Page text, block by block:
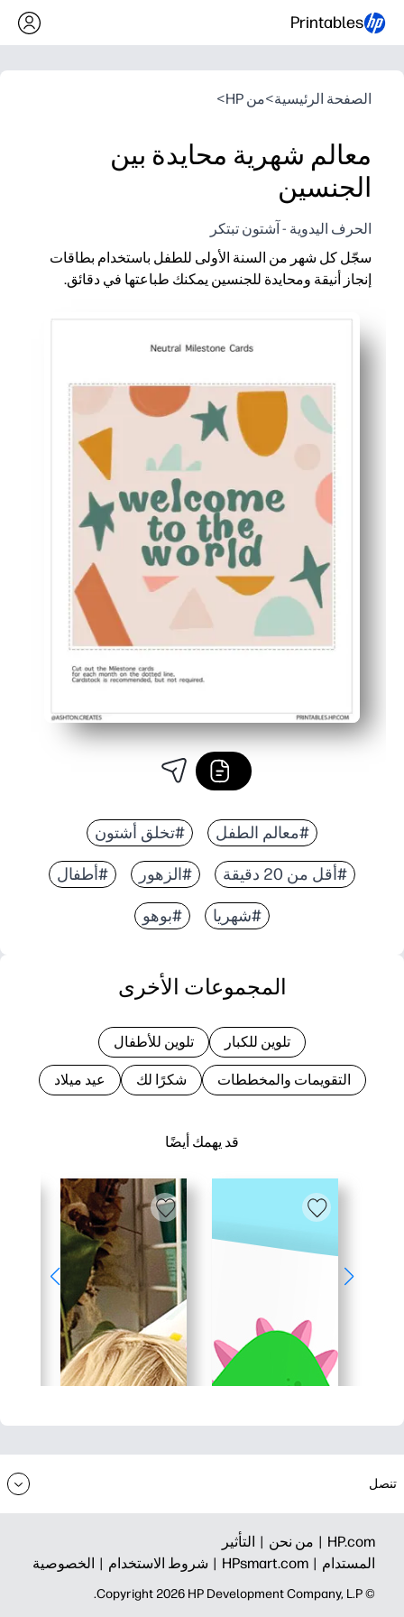
Printables
الصفحة الرئيسية>من HP >
معالم شهرية محايدة بين
الجنسين
الحرف اليدوية - آشتون تبتكر
سجّل كل شهر من السنة الأولى للطفل باستخدام بطاقات
إنجاز أنيقة ومحايدة للجنسين يمكنك طباعتها في دقائق.
سهولة التحضير - التنزيل والطباعة على البطاقات والتقليم -
تصميم ملائم للكاميرا - تبرز الأرقام الجريئة والرسومات
تذكار جاهز - ضع البطاقات في دفتر القصاصات أو صندوق الذاكرة
#معالم الطفل #تخلق أشتون
#أقل من 20 دقيقة #الزهور #أطفال
#شهريا #بوهو
قد يهمك أيضًا
المجموعات الأخرى
تلوين للكبار تلوين للأطفال
التقويمات والمخططات شكرًا لك عيد ميلاد
تنصل
HP.com | من نحن | التأثير
المستدام | HPsmart.com | شروط الاستخدام | الخصوصية
© Copyright 2026 HP Development Company, L.P.